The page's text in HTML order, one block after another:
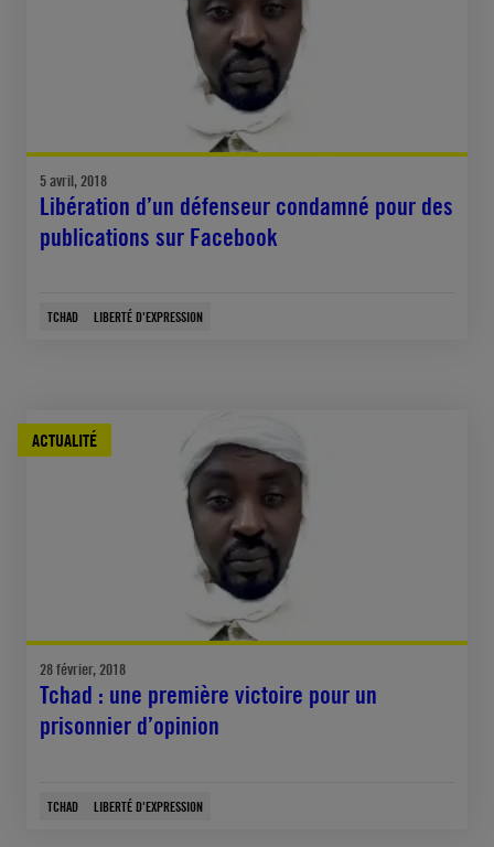
5 avril, 2018
Libération d’un défenseur condamné pour des
publications sur Facebook
TCHAD LIBERTÉ D'EXPRESSION
ACTUALITÉ
28 février, 2018
Tchad : une première victoire pour un
prisonnier d’opinion
TCHAD LIBERTÉ D'EXPRESSION